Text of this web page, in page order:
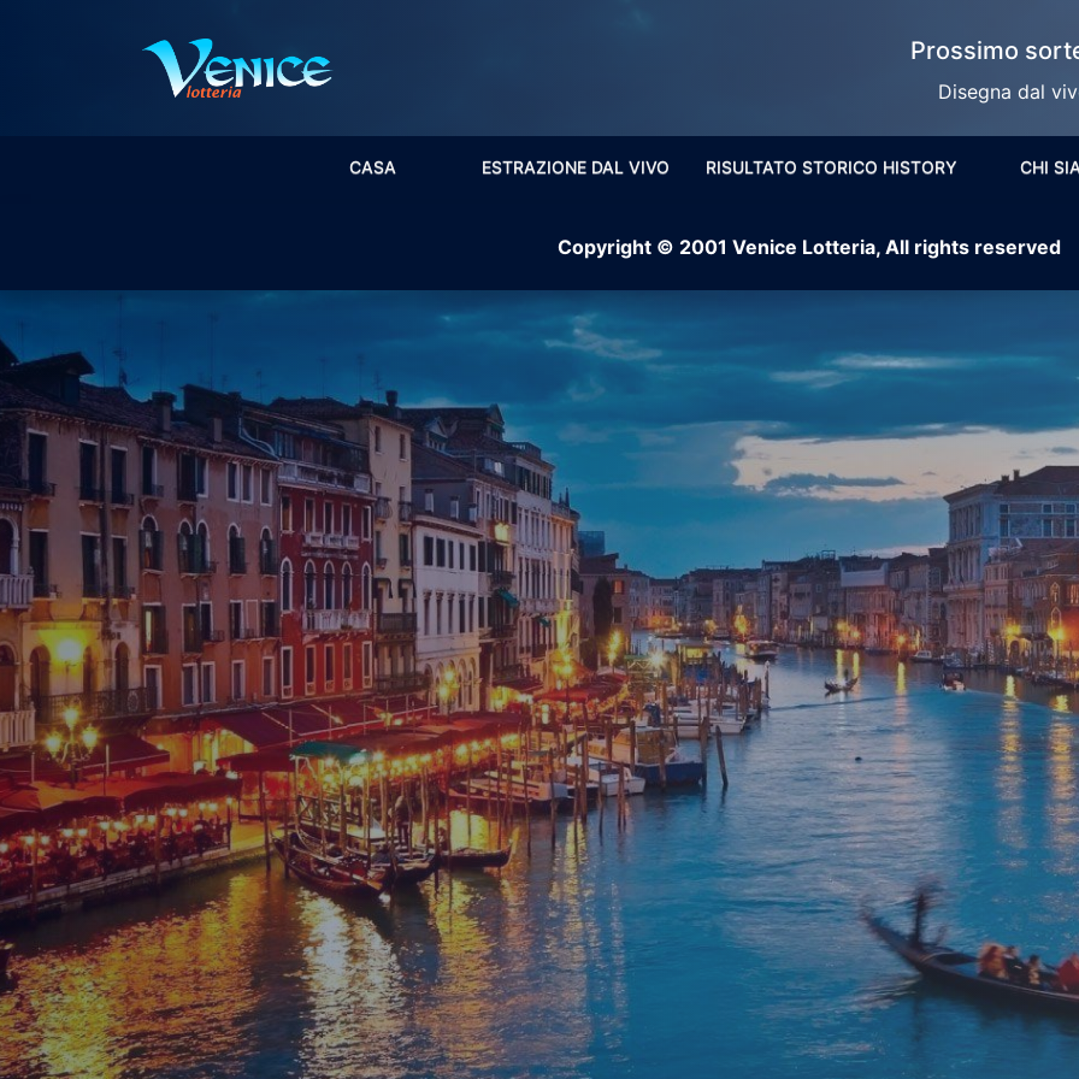
Prossimo
Disegna dal
CASA ESTRAZIONE DAL VIVO RISULTATO STORICO HISTORY CHI
Copyright © 2001 Venice Lotteria, All rights reserved